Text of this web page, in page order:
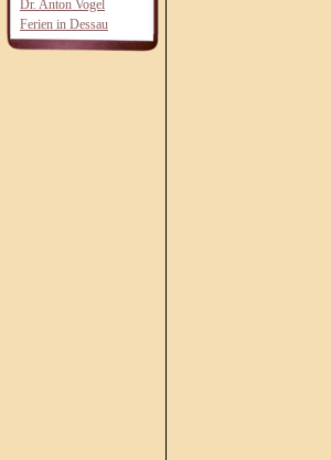
Dr. Anton Vogel
Ferien in Dessau